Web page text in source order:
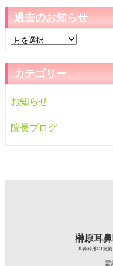
過去のお知らせ
過
の
お
ら
せ
カテゴリー
お知らせ
院長ブログ
榊原耳
耳鼻科用CT完
電